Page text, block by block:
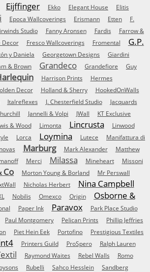
Eijffinger Ekko Elegant House Elitis
Epoca Wallcoverings Erismann Etten
F.
Studio Fanny Aronsen Fardis
Farrow &
Decor Fresco Wallcoverings Fromental
G.P.
y Daniela Georgetown Designs
Giardini
& Brown Grandeco Grandefiore
Guy
Harrison Prints Hermes
Decor Holland & Sherry HookedOnWalls
Italreflexes J. Chesterfield Studio
Jacquards
Jannelli & Volpi JWall
KT Exclusive
& Wood Limonta Lincrusta
Linwood
Lorca Loymina Lutece
Manifattura di
Marburg Mark Alexander
Matthew
Merci Milassa Mineheart
Missoni
Co Morton Young & Borland
Mr Perswall
Nicholas Herbert Nina Campbell
Nobilis Omexco Origin
Osborne &
Paper Ink Paravox
Park Place Studio
Paul Montgomery Pelican Prints
Phillip Jeffries
Piet Hein Eek Portofino
Prestigious Textiles
Printers Guild ProSpero Ralph Lauren
Raymond Waites Rebel Walls
Romo
Rubelli Sahco Hesslein Sandberg